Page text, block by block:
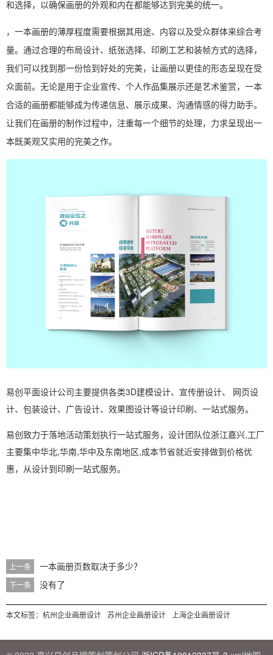
和选择，以确保画册的外观和内在都能够达到完美的统一。
，一本画册的薄厚程度需要根据其用途、内容以及受众群体来综合考
量。通过合理的布局设计、纸张选择、印刷工艺和装帧方式的选择，
我们可以找到那一份恰到好处的完美，让画册以更佳的形态呈现在受
众面前。无论是用于企业宣传、个人作品集展示还是艺术鉴赏，一本
合适的画册都能够成为传递信息、展示成果、沟通情感的得力助手。
让我们在画册的制作过程中，注重每一个细节的处理，力求呈现出一
本既美观又实用的完美之作。
易创平面设计公司主要提供各类3D建模设计、 宣传册设计、
网页设
计、 包装设计、 广告设计、 效果图设计等设计印刷、一站式服务。
易创致力于落地活动策划执行一站式服务，设计团队位浙江嘉兴,工厂
主要集中华北,华南,华中及东南地区,成本节省就近安排做到价格优
惠，从设计到印刷一站式服务。
上一条 一本画册页数取决于多少？
下一条 没有了
本文标签： 杭州企业画册设计 苏州企业画册设计 上海企业画册设计